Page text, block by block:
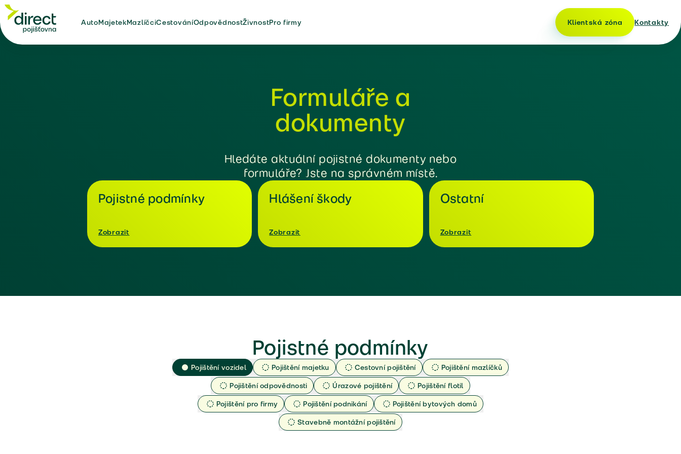
AutoMajetekMazlíčciCestováníOdpovědnostŽivnostPro firmy Klientská zóna Kontakty
Formuláře a
dokumenty
Hledáte aktuální pojistné dokumenty nebo
formuláře? Jste na správném místě.
Pojistné podmínky
Zobrazit
Hlášení škody
Zobrazit
Ostatní
Zobrazit
Pojistné podmínky
Pojištění vozidel Pojištění majetku Cestovní pojištění
Pojištění mazlíčků
Pojištění odpovědnosti
Úrazové pojištění
Pojištění flotil
Pojištění pro firmy
Pojištění podnikání
Pojištění bytových domů
Stavebně montážní pojištění